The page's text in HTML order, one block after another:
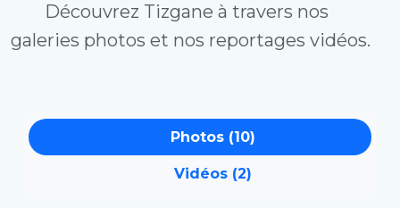
Découvrez Tizgane à travers nos
galeries photos et nos reportages vidéos.
Photos (10)
Vidéos (2)